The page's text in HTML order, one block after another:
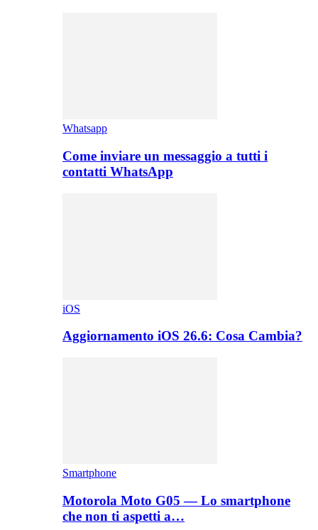
Whatsapp
Come inviare un messaggio a tutti i
contatti WhatsApp
iOS
Aggiornamento iOS 26.6: Cosa Cambia?
Smartphone
Motorola Moto G05 — Lo smartphone
che non ti aspetti a…